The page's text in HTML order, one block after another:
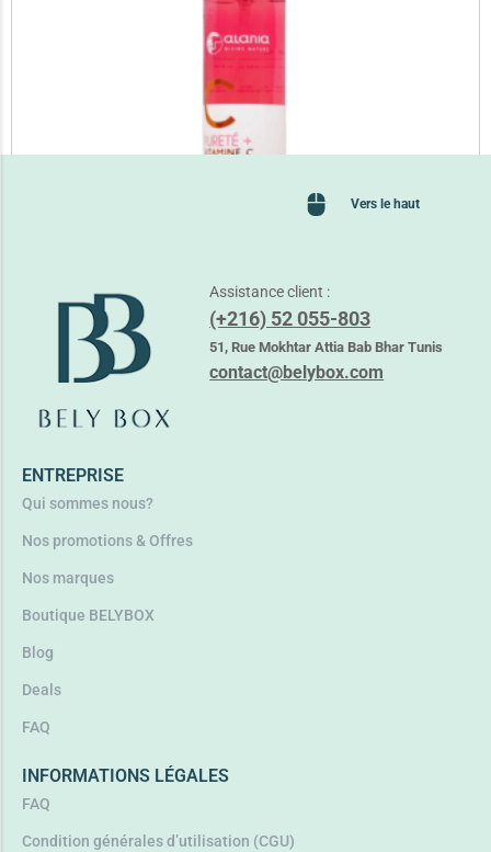
ALANIA PURETE + VIT C EAU TONIQUE 150ML
TND 22,650TND
Ajouter au panier
Vers le haut
Assistance client :
(+216) 52 055-803
51, Rue Mokhtar Attia Bab Bhar Tunis
contact@belybox.com
ENTREPRISE
Qui sommes nous?
Nos promotions & Offres
Nos marques
Boutique BELYBOX
Blog
Deals
FAQ
INFORMATIONS LÉGALES
FAQ
Condition générales d’utilisation (CGU)